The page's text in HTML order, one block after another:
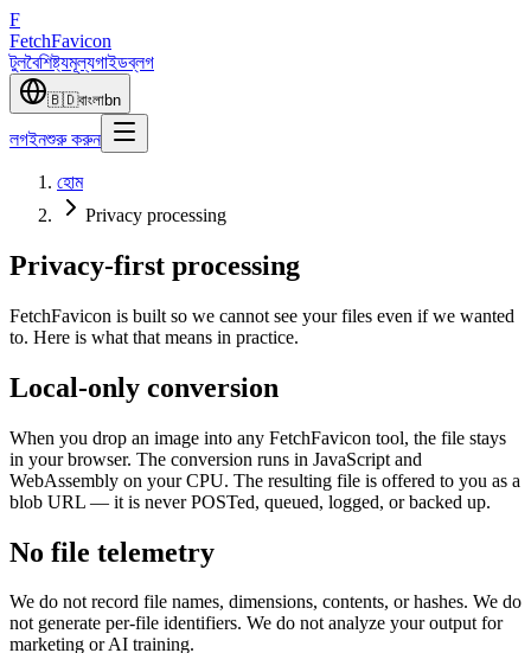
F
FetchFavicon
টুলবৈশিষ্ট্যমূল্যগাইডব্লগ
🇧🇩বাংলাbn
লগইনশুরু করুন
হোম
Privacy processing
Privacy-first processing
FetchFavicon is built so we cannot see your files even if we wanted
to. Here is what that means in practice.
Local-only conversion
When you drop an image into any FetchFavicon tool, the file stays
in your browser. The conversion runs in JavaScript and
WebAssembly on your CPU. The resulting file is offered to you as a
blob URL — it is never POSTed, queued, logged, or backed up.
No file telemetry
We do not record file names, dimensions, contents, or hashes. We do
not generate per-file identifiers. We do not analyze your output for
marketing or AI training.